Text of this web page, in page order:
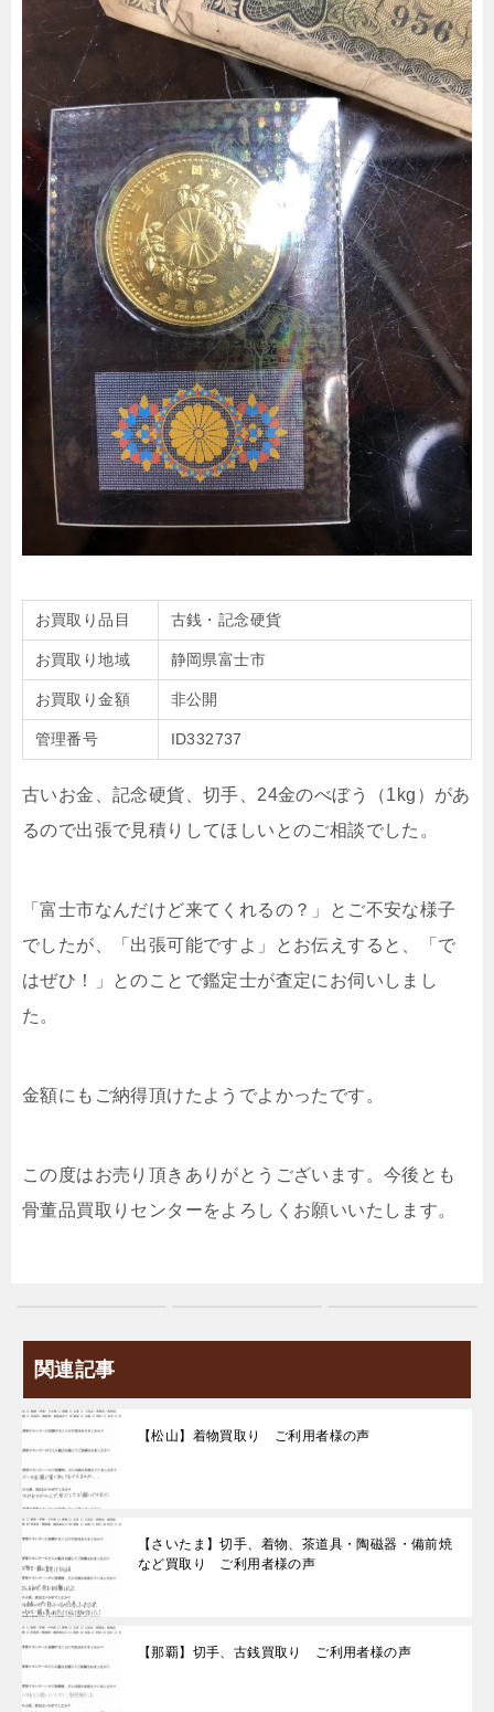
お買取り品目 古銭・記念硬貨
お買取り地域 静岡県富士市
お買取り金額 非公開
管理番号 ID332737
古いお金、記念硬貨、切手、24金のべぼう（1kg）があ
るので出張で見積りしてほしいとのご相談でした。
「富士市なんだけど来てくれるの？」とご不安な様子
でしたが、「出張可能ですよ」とお伝えすると、「で
はぜひ！」とのことで鑑定士が査定にお伺いしまし
た。
金額にもご納得頂けたようでよかったです。
この度はお売り頂きありがとうございます。今後とも
骨董品買取りセンターをよろしくお願いいたします。
関連記事
【松山】着物買取り ご利用者様の声
【さいたま】切手、着物、茶道具・陶磁器・備前焼
など買取り ご利用者様の声
【那覇】切手、古銭買取り ご利用者様の声